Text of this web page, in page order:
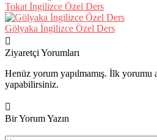
Tokat İngilizce Özel Ders
Gölyaka İngilizce Özel Ders
Ziyaretçi Yorumları
Henüz yorum yapılmamış. İlk yorumu
yapabilirsiniz.
Bir Yorum Yazın